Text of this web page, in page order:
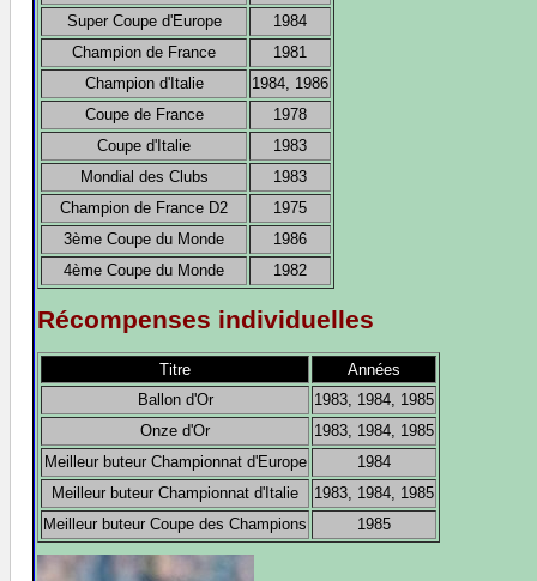
Super Coupe d'Europe
1984
Champion de France
1981
Champion d'Italie
1984, 1986
Coupe de France
1978
Coupe d'Italie
1983
Mondial des Clubs
1983
Champion de France D2
1975
3ème Coupe du Monde
1986
4ème Coupe du Monde
1982
Récompenses individuelles
Titre
Années
Ballon d'Or
1983, 1984, 1985
Onze d'Or
1983, 1984, 1985
Meilleur buteur Championnat d'Europe
1984
Meilleur buteur Championnat d'Italie
1983, 1984, 1985
Meilleur buteur Coupe des Champions
1985